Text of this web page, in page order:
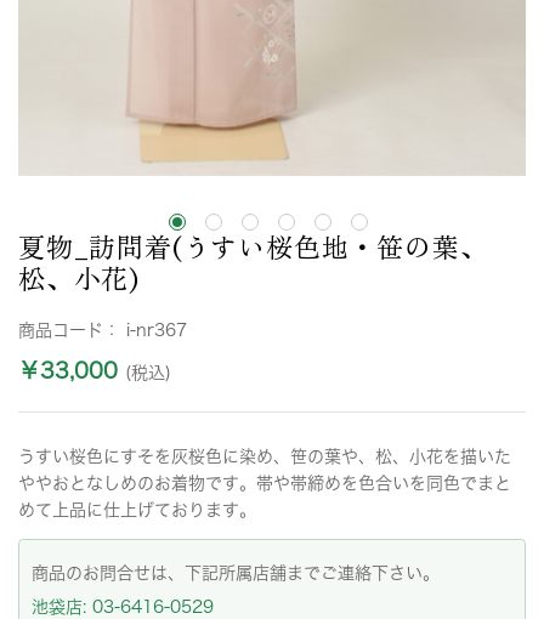
夏物_訪問着(うすい桜色地・笹の葉、
松、小花)
商品コード： i-nr367
￥33,000 (税込)
うすい桜色にすそを灰桜色に染め、笹の葉や、松、小花を描いた
ややおとなしめのお着物です。帯や帯締めを色合いを同色でまと
めて上品に仕上げております。
商品のお問合せは、下記所属店舗までご連絡下さい。
池袋店: 03-6416-0529